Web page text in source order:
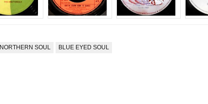
NORTHERN SOUL BLUE EYED SOUL